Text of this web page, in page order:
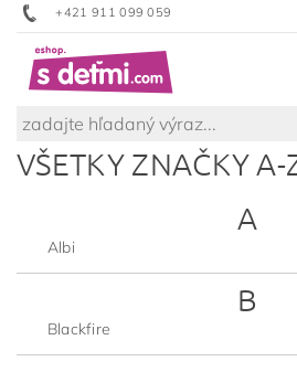
+421 911 099 059
VŠETKY ZNAČKY A-
A
Albi
B
Blackfire